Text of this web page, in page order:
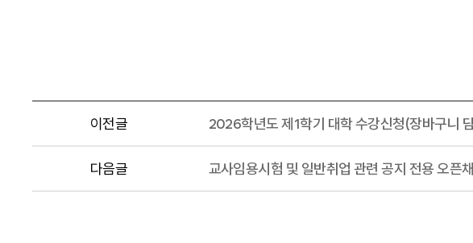
이전글 2026학년도 제1학기 대학 수강신청(장바구니
다음글 교사임용시험 및 일반취업 관련 공지 전용 오픈